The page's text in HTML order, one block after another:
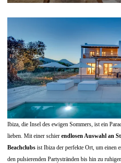
Ibiza, die Insel des ewigen Sommers, ist ein
lieben. Mit einer schier endlosen Auswahl an
Beachclubs ist Ibiza der perfekte Ort, um einen
den pulsierenden Partystränden bis hin zu